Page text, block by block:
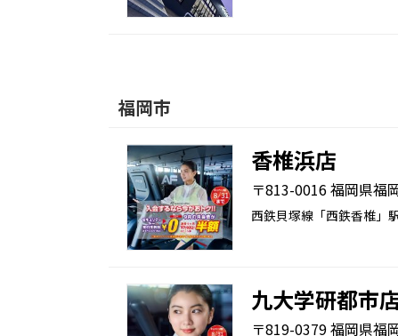
福岡市
香椎浜店
〒813-0016 福岡県福
西鉄貝塚線「西鉄香椎
九大学研都市
〒819-0379 福岡県福